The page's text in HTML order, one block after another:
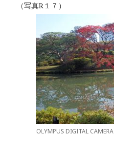
（写真R１７）
OLYMPUS DIGITAL CAMERA